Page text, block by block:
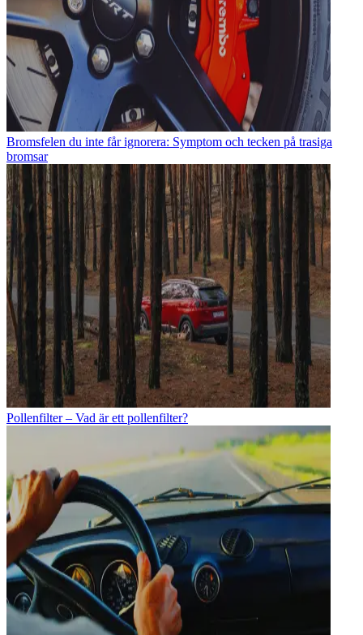
Bromsfelen du inte får ignorera: Symptom och tecken på trasiga
bromsar
Pollenfilter – Vad är ett pollenfilter?